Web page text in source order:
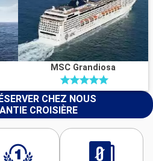
MSC Grandiosa
CHEZ NOUS
CROISIÈRE